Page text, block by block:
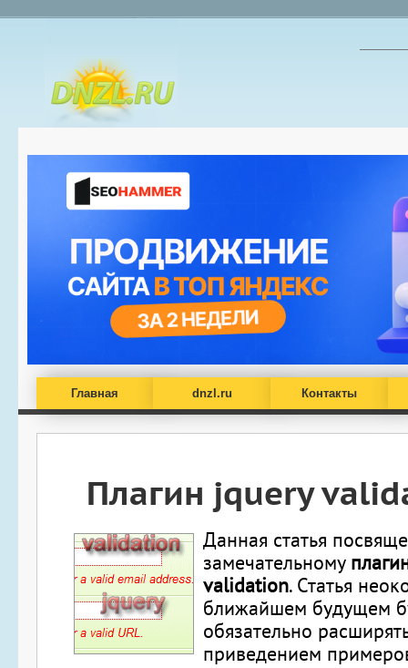
Главная dnzl.ru Контакты
Плагин jquery
Данная статья
замечательному
validation. Статья
ближайшем будущем
обязательно
приведением